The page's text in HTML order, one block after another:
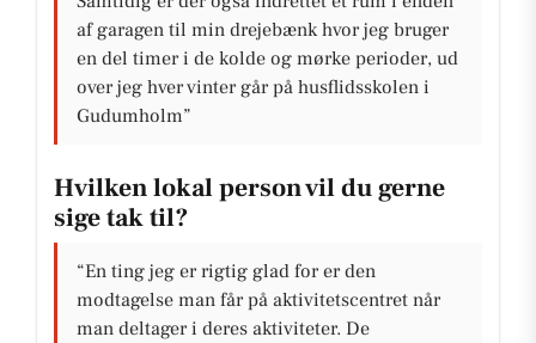
af garagen til min drejebænk hvor jeg bruger
en del timer i de kolde og mørke perioder, ud
over jeg hver vinter går på husflidsskolen i
Gudumholm”
Hvilken lokal person vil du gerne
sige tak til?
“En ting jeg er rigtig glad for er den
modtagelse man får på aktivitetscentret når
man deltager i deres aktiviteter. De